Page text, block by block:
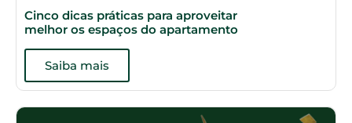
Cinco dicas práticas para aproveitar
melhor os espaços do apartamento
Saiba mais